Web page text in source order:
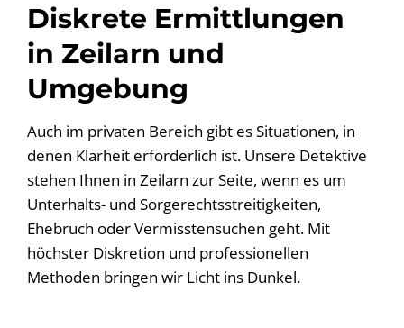
Diskrete Ermittlungen
in Zeilarn und
Umgebung
Auch im privaten Bereich gibt es Situationen, in
denen Klarheit erforderlich ist. Unsere Detektive
stehen Ihnen in Zeilarn zur Seite, wenn es um
Unterhalts- und Sorgerechtsstreitigkeiten,
Ehebruch oder Vermisstensuchen geht. Mit
höchster Diskretion und professionellen
Methoden bringen wir Licht ins Dunkel.